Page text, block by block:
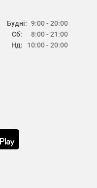
Будні:
Сб:
Нд:
9:00 - 20:00
8:00 - 21:00
10:00 - 20:00